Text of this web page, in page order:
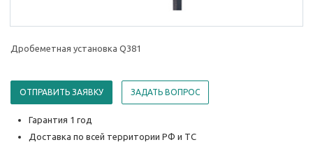
Дробеметная установка Q381
ОТПРАВИТЬ ЗАЯВКУ ЗАДАТЬ ВОПРОС
Гарантия 1 год
Доставка по всей территории РФ и ТС